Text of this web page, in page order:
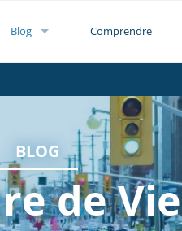
Blog Comprendre
BLOG
de Vie